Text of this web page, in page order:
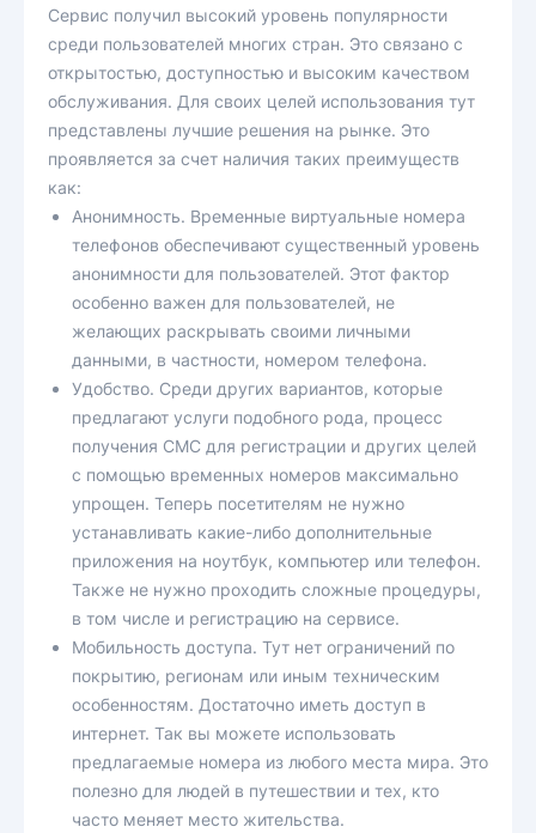
Сервис получил высокий уровень популярности
среди пользователей многих стран. Это связано с
открытостью, доступностью и высоким качеством
обслуживания. Для своих целей использования тут
представлены лучшие решения на рынке. Это
проявляется за счет наличия таких преимуществ
как:
Анонимность. Временные виртуальные номера
телефонов обеспечивают существенный уровень
анонимности для пользователей. Этот фактор
особенно важен для пользователей, не
желающих раскрывать своими личными
данными, в частности, номером телефона.
Удобство. Среди других вариантов, которые
предлагают услуги подобного рода, процесс
получения СМС для регистрации и других целей
с помощью временных номеров максимально
упрощен. Теперь посетителям не нужно
устанавливать какие-либо дополнительные
приложения на ноутбук, компьютер или телефон.
Также не нужно проходить сложные процедуры,
в том числе и регистрацию на сервисе.
Мобильность доступа. Тут нет ограничений по
покрытию, регионам или иным техническим
особенностям. Достаточно иметь доступ в
интернет. Так вы можете использовать
предлагаемые номера из любого места мира. Это
полезно для людей в путешествии и тех, кто
часто меняет место жительства.